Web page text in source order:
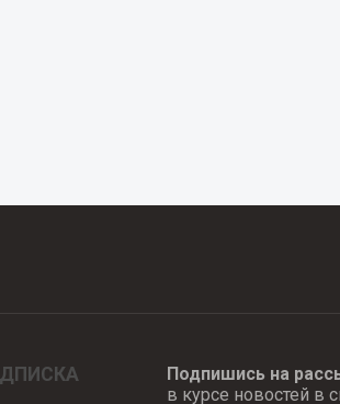
Подпишись на
в курсе новостей в